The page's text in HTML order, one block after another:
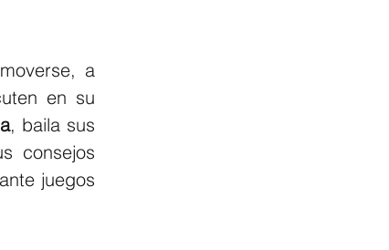
a
en su
, baila sus
consejos
juegos